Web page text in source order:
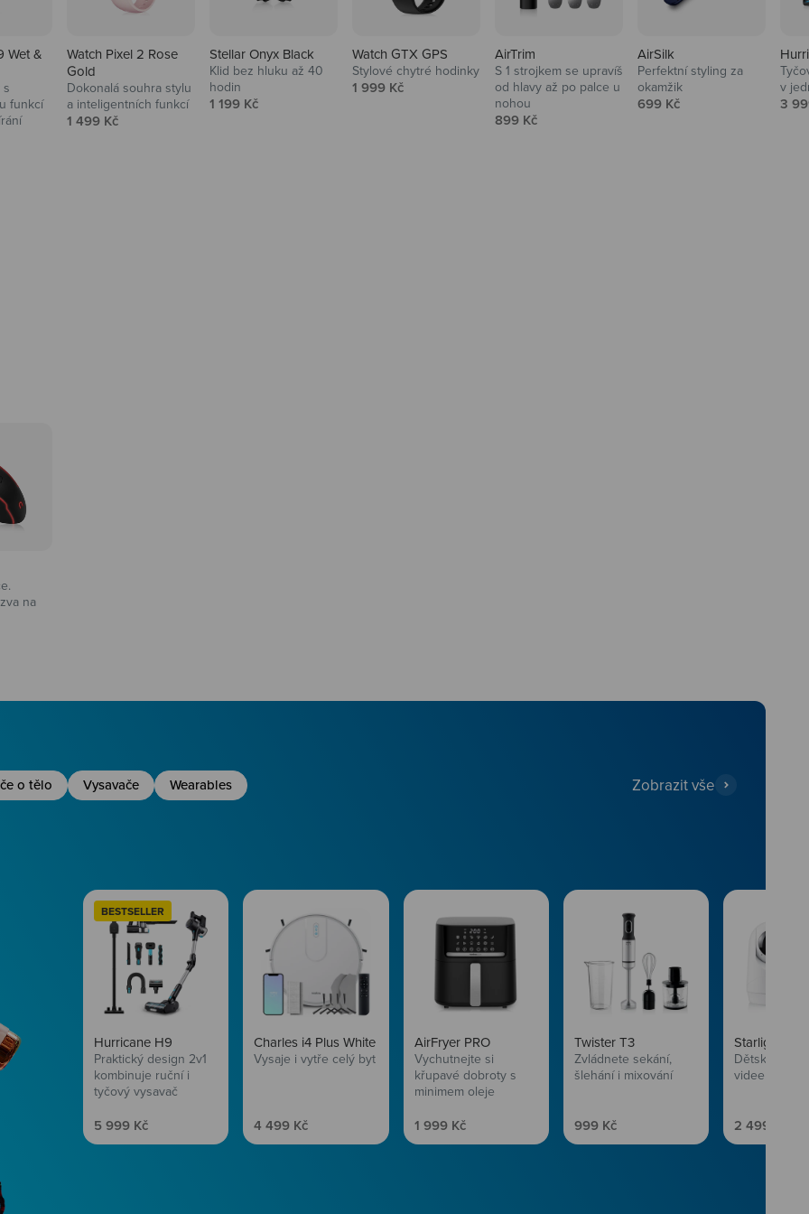
Wet &
s
funkcí
Watch Pixel 2 Rose
Gold
Dokonalá souhra stylu
a inteligentních funkcí
Prodejní cena
1 499 Kč
Stellar Onyx Black
Klid bez hluku až 40
hodin
Prodejní cena
1 199 Kč
Watch GTX GPS
Stylové chytré hodinky
Prodejní cena
1 999 Kč
AirTrim
S 1 strojkem se upravíš
od hlavy až po palce u
nohou
Prodejní cena
899 Kč
AirSilk
Perfektní styling za
okamžik
Prodejní cena
699 Kč
v
3
na
o tělo Vysavače Wearables Zobrazit vše
BESTSELLER
Hurricane H9
Praktický design 2v1
kombinuje ruční i
tyčový vysavač
Prodejní cena
5 999 Kč
Charles i4 Plus White
Vysaje i vytře celý byt
Prodejní cena
4 499 Kč
AirFryer PRO
Vychutnejte si
křupavé dobroty s
minimem oleje
Prodejní cena
1 999 Kč
Twister T3
Zvládnete sekání,
šlehání i mixování
Prodejní cena
999 Kč
Starlight SL5
Dětská
videem
Prodejní
2 499 Kč
Péče o vlasy